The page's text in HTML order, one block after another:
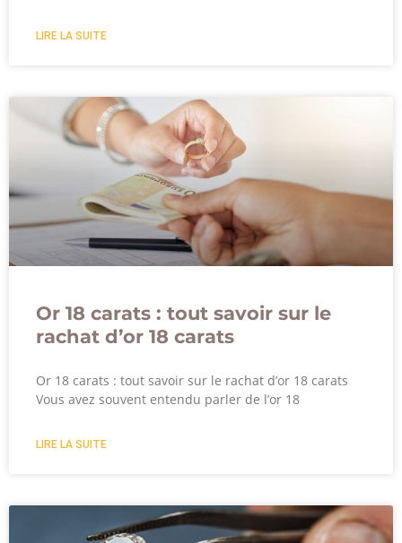
LIRE LA SUITE
Or 18 carats : tout savoir sur le
rachat d’or 18 carats
Or 18 carats : tout savoir sur le rachat d’or 18 carats
Vous avez souvent entendu parler de l’or 18
LIRE LA SUITE